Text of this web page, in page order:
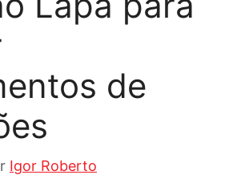
de
Igor Roberto